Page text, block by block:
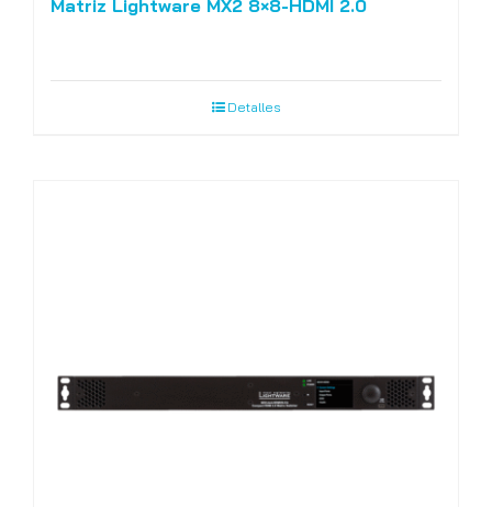
Matriz Lightware MX2 8×8-HDMI 2.0
Detalles